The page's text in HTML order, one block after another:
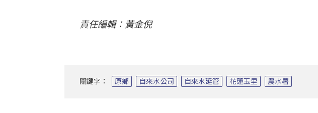
責任編輯：黃金倪
關鍵字： 原鄉 自來水公司 自來水延管 花蓮玉里 農水署